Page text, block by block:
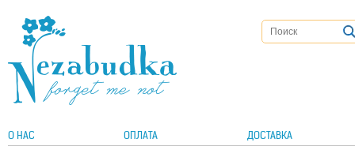
О НАС ОПЛАТА ДОСТАВКА